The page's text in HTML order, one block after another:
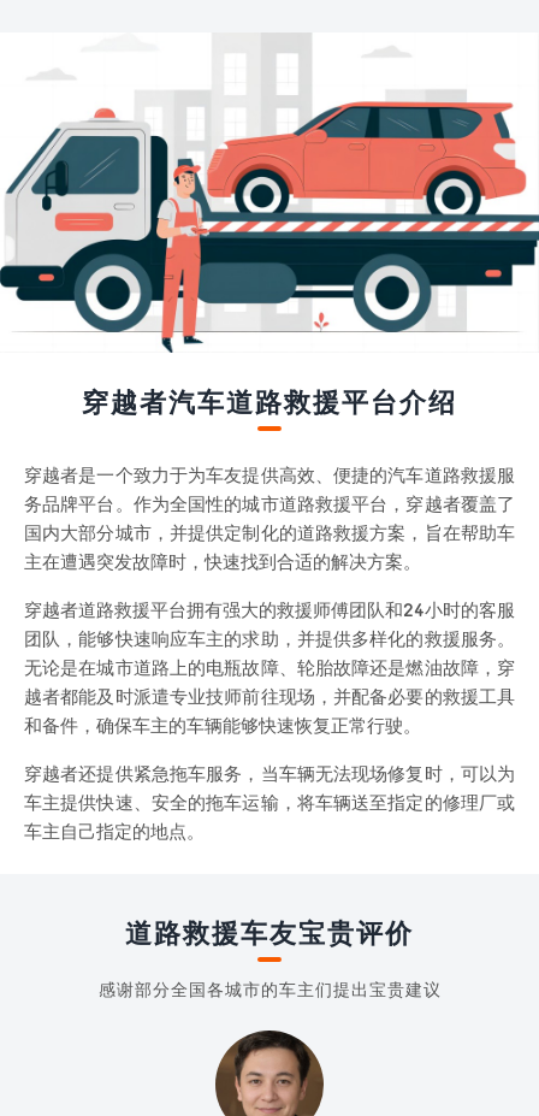
穿越者汽车道路救援平台介绍
穿越者是一个致力于为车友提供高效、便捷的汽车道路救援服
务品牌平台。作为全国性的城市道路救援平台，穿越者覆盖了
国内大部分城市，并提供定制化的道路救援方案，旨在帮助车
主在遭遇突发故障时，快速找到合适的解决方案。
穿越者道路救援平台拥有强大的救援师傅团队和24小时的客服
团队，能够快速响应车主的求助，并提供多样化的救援服务。
无论是在城市道路上的电瓶故障、轮胎故障还是燃油故障，穿
越者都能及时派遣专业技师前往现场，并配备必要的救援工具
和备件，确保车主的车辆能够快速恢复正常行驶。
穿越者还提供紧急拖车服务，当车辆无法现场修复时，可以为
车主提供快速、安全的拖车运输，将车辆送至指定的修理厂或
车主自己指定的地点。
道路救援车友宝贵评价
感谢部分全国各城市的车主们提出宝贵建议